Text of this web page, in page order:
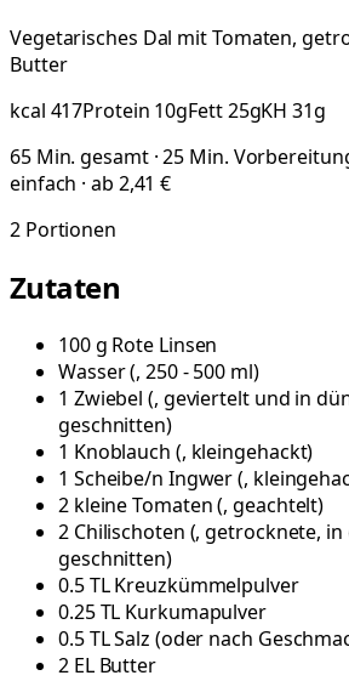
Vegetarisches Dal mit Tomaten,
Butter
kcal 417Protein 10gFett25gKH 31g
65 Min. gesamt · 25 Min.
einfach · ab 2,41 €
2 Portionen
Zutaten
100g Rote Linsen
Wasser(, 250 - 500 ml)
1 Zwiebel (, geviertelt und in
geschnitten)
1 Knoblauch (, kleingehackt)
1 Scheibe/n Ingwer(,
2 kleineTomaten(, geachtelt)
2 Chilischoten (, getrocknete, in
geschnitten)
0.5TLKreuzkümmelpulver
0.25TL Kurkumapulver
0.5TLSalz (oder nach
2 EL Butter